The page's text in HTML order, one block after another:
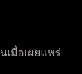
เมื่อเผยแพร่